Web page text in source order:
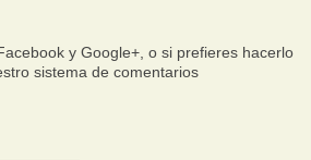
y Google+, o si prefieres hacerlo
sistema de comentarios